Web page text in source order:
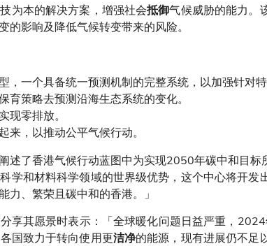
为本的解决方案，增强社会抵御气候威胁的能力。
影响及降低气候转变带来的风险。
，一个具备统一预测机制的完整系统，以加强针对
育策略去预测沿海生态系统的变化。
现零排放。
来，以推动公平气候行动。
述了香港气候行动蓝图中为实现2050年碳中和目
学和材料科学领域的世界级优势，这个中心将开
力、繁荣且碳中和的香港。」
分享其愿景时表示：「全球暖化问题日益严重，
各国致力于转向使用更洁净的能源，现有进展仍不足